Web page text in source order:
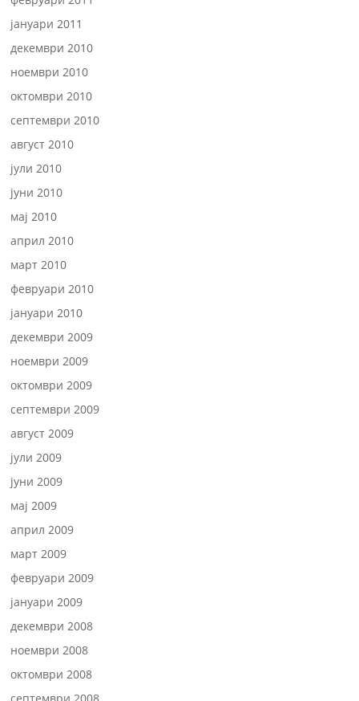
јануари 2011
декември 2010
ноември 2010
октомври 2010
септември 2010
август 2010
јули 2010
јуни 2010
мај 2010
април 2010
март 2010
февруари 2010
јануари 2010
декември 2009
ноември 2009
октомври 2009
септември 2009
август 2009
јули 2009
јуни 2009
мај 2009
април 2009
март 2009
февруари 2009
јануари 2009
декември 2008
ноември 2008
октомври 2008